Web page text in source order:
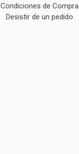
Condiciones de Compra
Desistir de un pedido